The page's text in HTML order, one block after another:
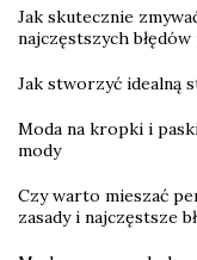
Jak skutecznie
najczęstszych
Jak stworzyć idealną
Moda na kropki i
mody
Czy warto mieszać
zasady i najczęstsze